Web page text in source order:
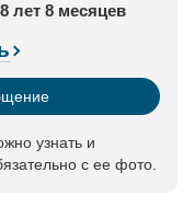
8 лет 8 месяцев
узнать и
с ее фото.